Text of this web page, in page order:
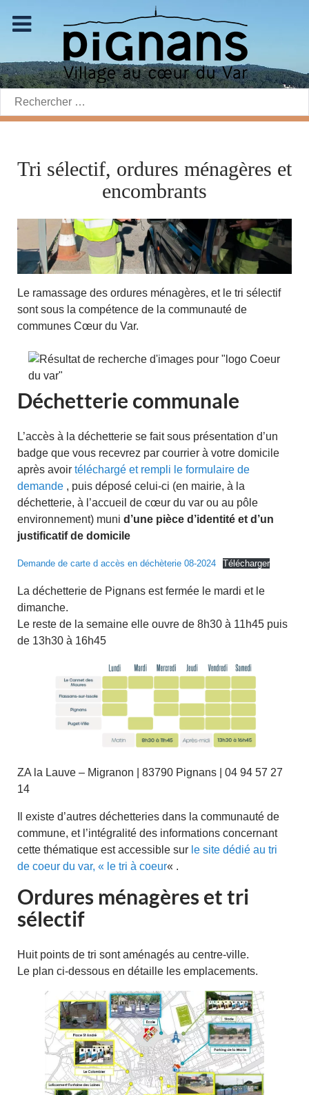
Rechercher:
Tri sélectif, ordures ménagères et
encombrants
Le ramassage des ordures ménagères, et le tri sélectif
sont sous la compétence de la communauté de
communes Cœur du Var.
Déchetterie communale
L’accès à la déchetterie se fait sous présentation d’un
badge que vous recevrez par courrier à votre domicile
après avoir téléchargé et rempli le formulaire de
demande , puis déposé celui-ci (en mairie, à la
déchetterie, à l’accueil de cœur du var ou au pôle
environnement) muni d’une pièce d’identité et d’un
justificatif de domicile
Demande de carte d accès en déchèterie 08-2024 Télécharger
La déchetterie de Pignans est fermée le mardi et le
dimanche.
Le reste de la semaine elle ouvre de 8h30 à 11h45 puis
de 13h30 à 16h45
ZA la Lauve – Migranon | 83790 Pignans | 04 94 57 27
14
Il existe d’autres déchetteries dans la communauté de
commune, et l’intégralité des informations concernant
cette thématique est accessible sur le site dédié au tri
de coeur du var, « le tri à coeur« .
Ordures ménagères et tri
sélectif
Huit points de tri sont aménagés au centre-ville.
Le plan ci-dessous en détaille les emplacements.